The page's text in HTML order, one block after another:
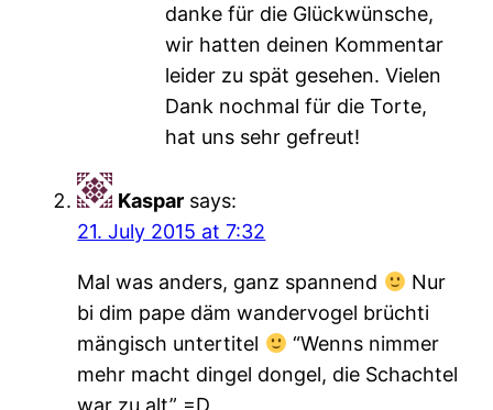
danke für die Glückwünsche,
wir hatten deinen Kommentar
leider zu spät gesehen. Vielen
Dank nochmal für die Torte,
hat uns sehr gefreut!
Kaspar says:
21. July 2015 at 7:32
Mal was anders, ganz spannend
Nur
bi dim pape däm wandervogel brüchti
mängisch untertitel
“Wenns nimmer
mehr macht dingel dongel, die Schachtel
war zu alt” =D